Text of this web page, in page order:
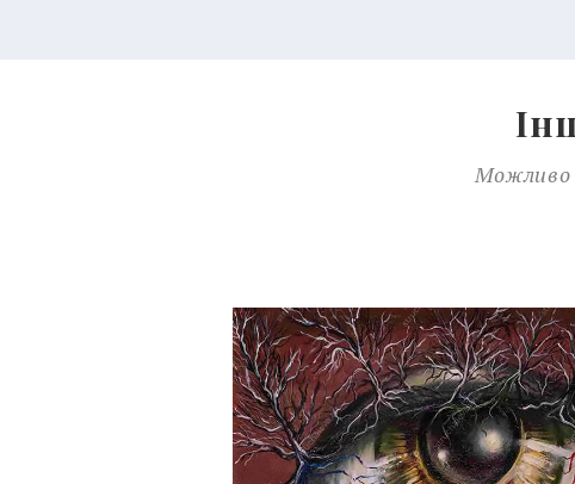
Можливо